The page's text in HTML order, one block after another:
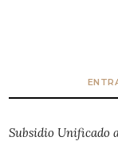
Subsidio Unificado